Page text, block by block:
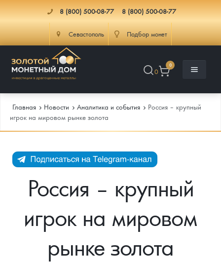
8 (800) 500-08-77 8 (800) 500-08-77
Севастополь Подбор монет
0
0
Каталог Монет
Инвестиционные монеты
Иностранные
Памятные монеты России и СССР
Монеты Царской России
Монеты стран мира после 1950г
Монеты и жетоны ЗМД
Георгий Победоносец
Инфо
Как сделать заказ
Клуб ЗМД
Доставка
Подбор монет
Новости
Аналитика и события
Главная Новости Аналитика и события
Россия – крупный
игрок на мировом рынке золота
Россия – крупный
игрок на мировом
рынке золота